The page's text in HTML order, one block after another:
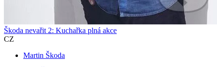
Škoda nevařit 2: Kuchařka plná akce
CZ
Martin Škoda